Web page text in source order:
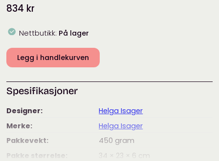
834 kr
Nettbutikk: På lager
Legg i handlekurven
Spesifikasjoner
Designer:
Helga Isager
Merke:
Helga Isager
Pakkevekt:
450 gram
Pakke størrelse:
34 × 23 × 6 cm